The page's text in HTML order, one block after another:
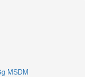
MSDM